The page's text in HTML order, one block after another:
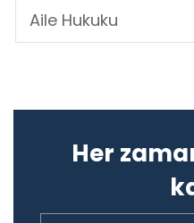
Aile Hukuku
Her